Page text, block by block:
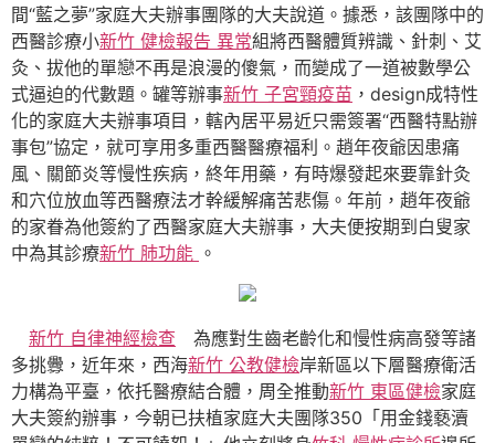
間“藍之夢”家庭大夫辦事團隊的大夫說道。據悉，該團隊中的
西醫診療小新竹 健檢報告 異常組將西醫體質辨識、針刺、艾
灸、拔他的單戀不再是浪漫的傻氣，而變成了一道被數學公
式逼迫的代數題。罐等辦事新竹 子宮頸疫苗 ，design成特性
化的家庭大夫辦事項目，轄內居平易近只需簽署“西醫特點辦
事包”協定，就可享用多重西醫醫療福利。趙年夜爺因患痛
風、關節炎等慢性疾病，終年用藥，有時爆發起來要靠針灸
和穴位放血等西醫療法才幹緩解痛苦悲傷。年前，趙年夜爺
的家眷為他簽約了西醫家庭大夫辦事，大夫便按期到白叟家
中為其診療新竹 肺功能 。
新竹 自律神經檢查 為應對生齒老齡化和慢性病高發等諸
多挑釁，近年來，西海新竹 公教健檢岸新區以下層醫療衛活
力構為平臺，依托醫療結合體，周全推動新竹 東區健檢家庭
大夫簽約辦事，今朝已扶植家庭大夫團隊350「用金錢褻瀆